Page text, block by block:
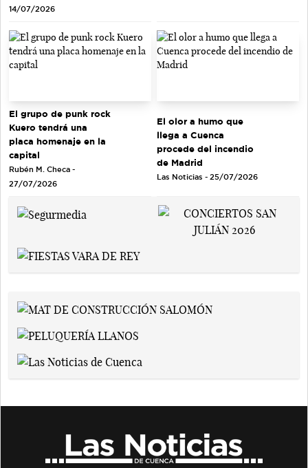
14/07/2026
El grupo de punk rock
Kuero tendrá una
placa homenaje en la
capital
Rubén M. Checa -
27/07/2026
El olor a humo que
llega a Cuenca
procede del incendio
de Madrid
Las Noticias - 25/07/2026